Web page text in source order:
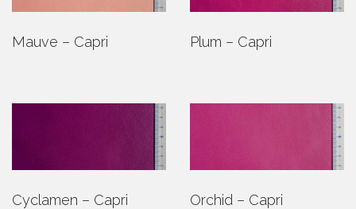
Mauve – Capri Plum – Capri
Cyclamen – Capri Orchid – Capri